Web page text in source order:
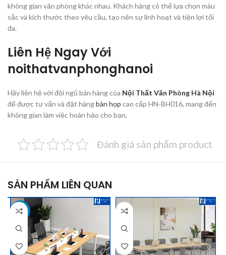
không gian văn phòng khác nhau. Khách hàng có thể lựa chọn màu
sắc và kích thước theo yêu cầu, tạo nên sự linh hoạt và tiện lợi tối
đa.
Liên Hệ Ngay Với
noithatvanphonghanoi
Hãy liên hệ với đội ngũ bán hàng của Nội Thất Văn Phòng Hà Nội
để được tư vấn và đặt hàngbàn họp cao cấp HN-BH016, mang đến
không gian làm việc hoàn hảo cho bạn.
Đánh giá sản phẩm product
SẢN PHẨM LIÊN QUAN
-25%